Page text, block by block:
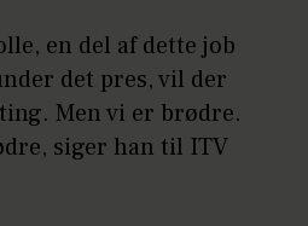
en del af dette job
det pres, vil der
Men vi er brødre.
siger han til ITV